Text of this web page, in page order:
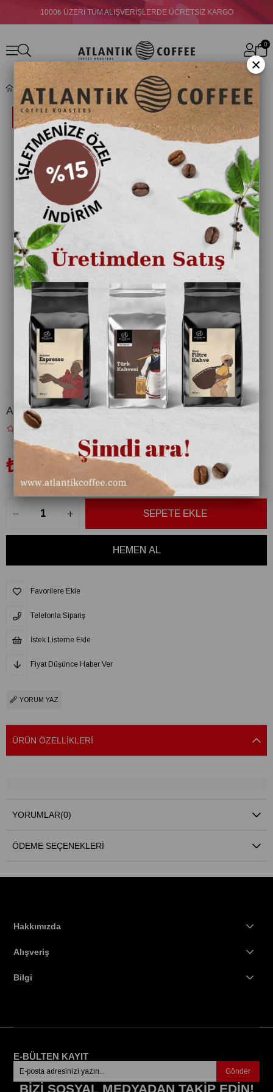
1000₺ ÜZERİ TÜM ALIŞVERİŞLERDE ÜCRETSİZ KARGO
0
Atlantik Ada Çayı 125 gr
Atlantik Ada Çayı 125 gr
₺120,00
Favorilere Ekle
Telefonla Sipariş
İstek Listeme Ekle
Fiyat Düşünce Haber Ver
YORUM YAZ
ÜRÜN ÖZELLIKLERI
YORUMLAR(0)
ÖDEME SEÇENEKLERI
Hakkımızda
Alışveriş
Bilgi
E-BÜLTEN KAYIT
Gönder
BİZİ SOSYAL MEDYADAN TAKİP EDİN!
×